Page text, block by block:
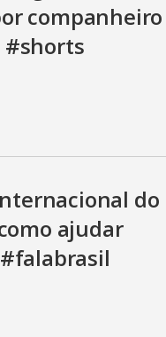
companheiro
#shorts
do
ajudar